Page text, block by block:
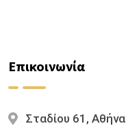
Επικοινωνία
Σταδίου 61, Αθήνα